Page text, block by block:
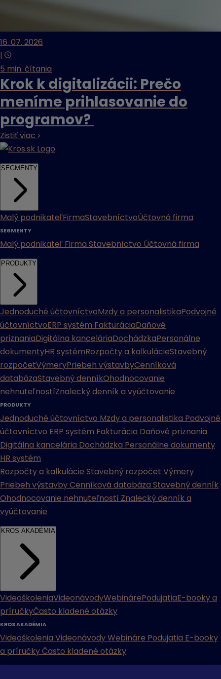
16. 07. 2026
|
5 min. čítania
Krok k digitalizácii: Prečo
meníme prihlasovanie do
programov?
Zistiť viac
SEGMENTY
Malý podnikateľFirmaStavebníctvoÚčtovná firma
SEGMENTY
Malý podnikateľ Firma Stavebníctvo Účtovná firma
PRODUKTY
Jednoduché účtovníctvoMzdy a personalistikaPodvojné
účtovníctvoERP systém FakturáciaDaňové
priznaniaDigitálna kanceláriaDochádzkaPersonálne
dokumentyHR systémRozpočty a kalkulácieStavebný
rozpočetVýmeryPriebeh výstavbyCenníková
databázaStavebný denníkOhodnocovanie
nehnuteľnostíZnalecký denník a vyúčtovanie
PRODUKTY
Jednoduché účtovníctvo Mzdy a personalistika Podvojné
účtovníctvo ERP systém Fakturácia Daňové priznania
Digitálna kancelária Dochádzka Personálne dokumenty
HR systém
Rozpočty a kalkulácie Stavebný rozpočet Výmery
Priebeh výstavbyCenníková databáza Stavebný denník
Ohodnocovanie nehnuteľností Znalecký denník a
vyúčtovanie
KROS AKADÉMIA
VideoškoleniaVideonávodyWebinárePodujatiaE-booky a
príručkyČasto kladené otázky
KROS AKADÉMIA
Videoškolenia VideonávodyWebináre Podujatia E-booky
a príručkyČasto kladené otázky